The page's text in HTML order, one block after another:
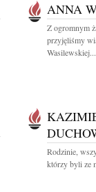
ANNA
Z ogromnym
przyjęliśmy
Wasilewskiej...
Rodzinie,
którzy byli ze